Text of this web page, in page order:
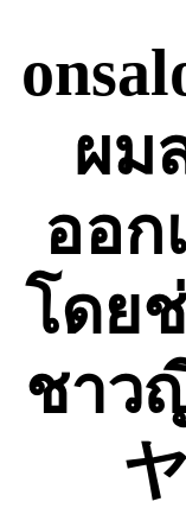
content
ผม
ออก
โดย
ชาว